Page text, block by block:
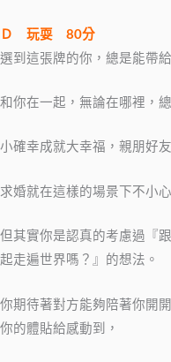
Ｄ 玩耍 80分
選到這張牌的你，總是能帶
和你在一起，無論在哪裡，
小確幸成就大幸福，親朋好
求婚就在這樣的場景下不小
但其實你是認真的考慮過『
起走遍世界嗎？』的想法。
你期待著對方能夠陪著你開
你的體貼給感動到，